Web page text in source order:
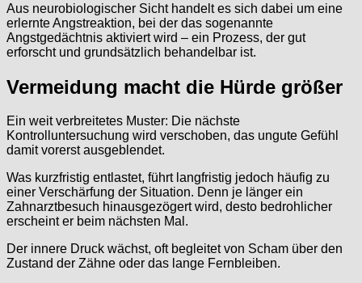
Aus neurobiologischer Sicht handelt es sich dabei um eine
erlernte Angstreaktion, bei der das sogenannte
Angstgedächtnis aktiviert wird – ein Prozess, der gut
erforscht und grundsätzlich behandelbar ist.
Vermeidung macht die Hürde größer
Ein weit verbreitetes Muster: Die nächste
Kontrolluntersuchung wird verschoben, das ungute Gefühl
damit vorerst ausgeblendet.
Was kurzfristig entlastet, führt langfristig jedoch häufig zu
einer Verschärfung der Situation. Denn je länger ein
Zahnarztbesuch hinausgezögert wird, desto bedrohlicher
erscheint er beim nächsten Mal.
Der innere Druck wächst, oft begleitet von Scham über den
Zustand der Zähne oder das lange Fernbleiben.